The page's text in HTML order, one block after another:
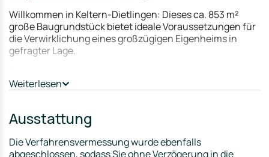
Willkommen in Keltern-Dietlingen: Dieses ca. 853 m²
große Baugrundstück bietet ideale Voraussetzungen für
die Verwirklichung eines großzügigen Eigenheims in
gefragter Lage.
Verhältnis: Bei einem Kaufpreis von 174.000 € ergibt sich
Vergleichswert von ca. 300 €/m² und bietet Käufern
entsprechend spannendes Potenzial.
Ein unverbindlicher Architektenentwurf für ein
Weiterlesen
Ausstattung
Die Verfahrensvermessung wurde ebenfalls
abgeschlossen, sodass Sie ohne Verzögerung in die